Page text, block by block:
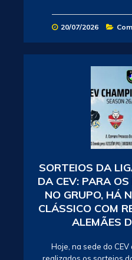
20/07/2026
SORTEIOS DA
DA CEV: PARA
NO GRUPO, HÁ
CLÁSSICO COM
ALEMÃES
Hoje, na sede do